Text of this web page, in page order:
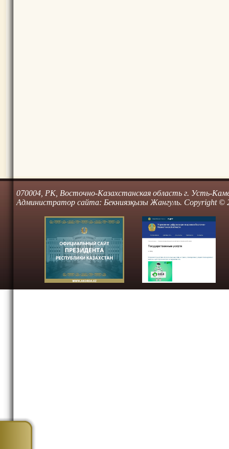
070004, РК, Восточно-Казахстанская область г. Усть-
Администратор сайта: Бекниязқызы Жангуль. Copyright ©